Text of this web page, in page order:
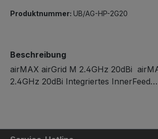
Produktnummer: UB/AG-HP-2G20
Beschreibung
airMAX airGrid M 2.4GHz 20dBi
2.4GHz 20dBi Integriertes InnerFeed…